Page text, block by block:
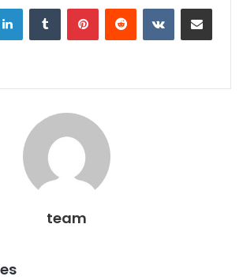
LinkedInTumblr PinterestReddit VKontakteShare via Email
team